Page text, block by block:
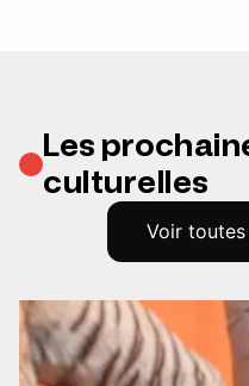
Les
culturelles
Voir